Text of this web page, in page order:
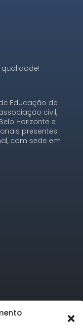
Educação de
civil,
Horizonte e
presentes
com sede em